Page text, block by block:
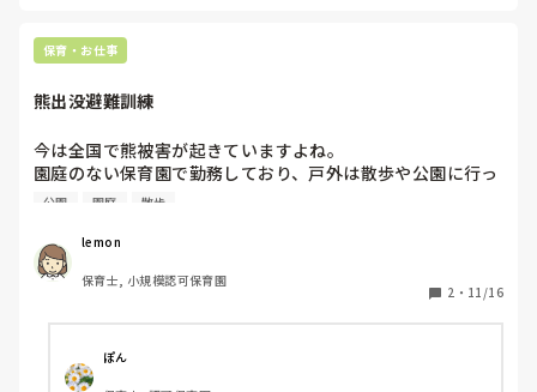
保育・お仕事
熊出没避難訓練
今は全国で熊被害が起きていますよね。
園庭のない保育園で勤務しており、戸外は散歩や公園に行っ
ていましたが今年は園の周辺を少し歩く程度にしています。
もたちにどう楽しんでもらうか、体を動かすかなどネタも尽
きてきました😢
熊出没に際しての避難訓練を実施している所もあるとニュー
いて、クマを見かけたときにどうするか、やっている園があ
れば知りたいです
公園 園庭 散歩
lemon
保育士, 小規模認可保育園
2 ・ 11/16
ぽん